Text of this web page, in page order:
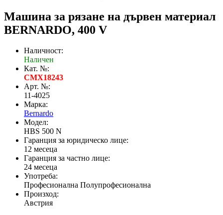
Машина за рязане на дървен материал
BERNARDO, 400 V
Наличност:
Наличен
Кат. №:
CMX18243
Арт. №:
11-4025
Марка:
Bernardo
Модел:
HBS 500 N
Гаранция за юридическо лице:
12 месеца
Гаранция за частно лице:
24 месеца
Употреба:
Професионална Полупрофесионална
Произход:
Австрия